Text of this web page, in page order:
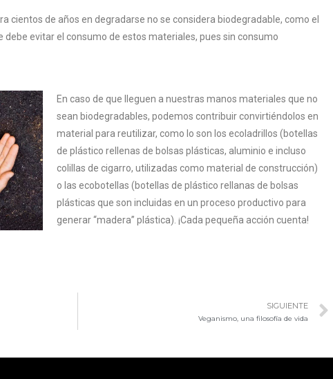
cientos de años en degradarse no se considera biodegradable, como el
debe evitar el consumo de estos materiales, pues sin consumo
En caso de que lleguen a nuestras manos materiales que no
sean biodegradables, podemos contribuir convirtiéndolos en
material para reutilizar, como lo son los ecoladrillos (botellas
de plástico rellenas de bolsas plásticas, aluminio e incluso
colillas de cigarro, utilizadas como material de construcción)
o las ecobotellas (botellas de plástico rellanas de bolsas
plásticas que son incluidas en un proceso productivo para
generar “madera” plástica). ¡Cada pequeña acción cuenta!
SIGUIENTE
Veganismo, una filosofía de vida